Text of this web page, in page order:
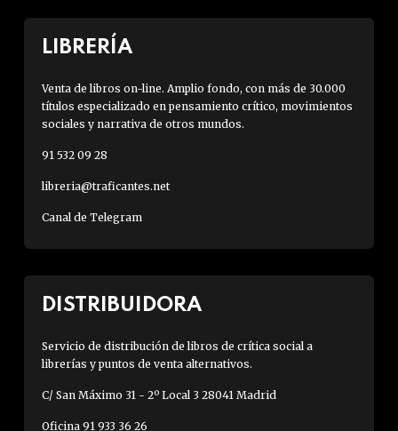
LIBRERÍA
Venta de libros on-line. Amplio fondo, con más de 30.000
títulos especializado en pensamiento crítico, movimientos
sociales y narrativa de otros mundos.
91 532 09 28
libreria@traficantes.net
Canal de Telegram
DISTRIBUIDORA
Servicio de distribución de libros de crítica social a
librerías y puntos de venta alternativos.
C/ San Máximo 31 - 2º Local 3 28041 Madrid
Oficina 91 933 36 26